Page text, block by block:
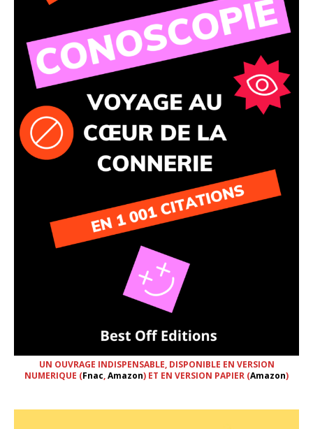
UN OUVRAGE INDISPENSABLE, DISPONIBLE EN VERSION
NUMERIQUE (Fnac,Amazon) ET EN VERSION PAPIER (Amazon)